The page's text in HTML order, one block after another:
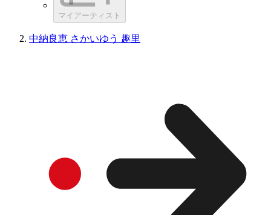
マイアーティスト
中納良恵 さかいゆう 趣里